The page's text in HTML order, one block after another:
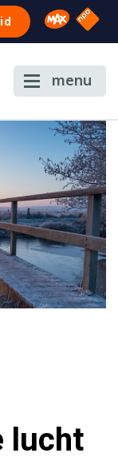
Omroep
NPO
menu
lucht